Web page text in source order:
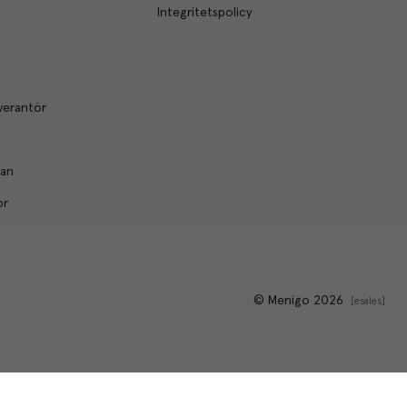
Integritetspolicy
© Menigo 2026 esales]